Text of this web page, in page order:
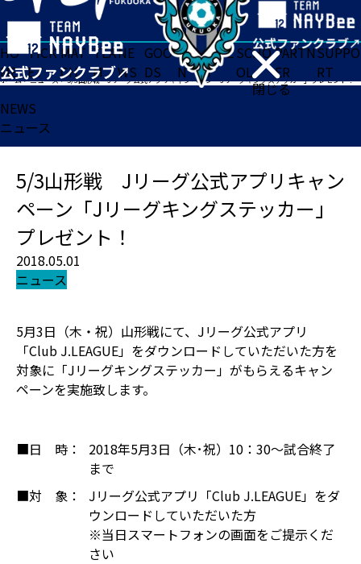
閉じる
HO
ME
TICK
ET
MAT
CH
TEA
M
NE
WS
GOO
DS
FA
N
ACADE
MY
SCHO
OL
PARTN
ER
SUPPO
RT
ホーム>ニュース>5/3山形戦 Jリーグ公式アプリキャンペーン「Jリーグキングステッカー」プレゼント！
NEWS
ニュース
5/3山形戦 Jリーグ公式アプリキャン
ペーン「Jリーグキングステッカー」
プレゼント！
2018.05.01
ニュース
5月3日（木・祝）山形戦にて、Jリーグ公式アプリ
「Club J.LEAGUE」をダウンロードしていただいた方を
対象に「Jリーグキングステッカー」がもらえるキャン
ペーンを実施致します。
■日 時：
2018年5月3日（木･祝）10：30～試合終了
まで
■対 象：
Jリーグ公式アプリ「Club J.LEAGUE」をダ
ウンロードしていただいた方
※当日スマートフォンの画面をご提示くだ
さい